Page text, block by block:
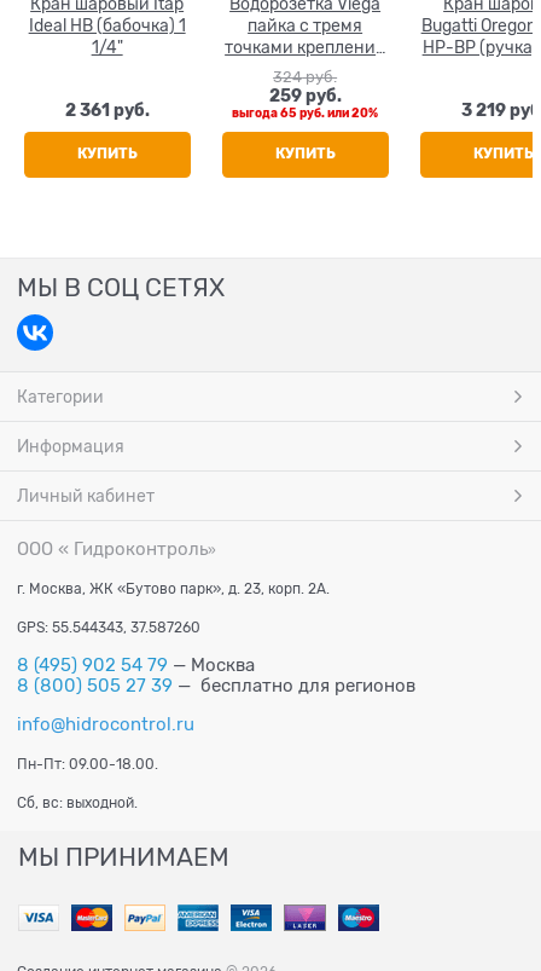
Ideal НВ (бабочка) 1
1/4"
2 361 руб.
КУПИТЬ
пайка с тремя
точками крепления
15 х 1/2"
324 руб.
259 руб.
выгода65 руб.или20%
КУПИТЬ
Bugatti Oregon
НР-ВР (ручка)
3 219
КУПИТЬ
МЫ В СОЦ СЕТЯХ
Категории
Информация
Личный кабинет
ООО « Гидроконтроль»
г. Москва, ЖК «Бутово парк», д. 23, корп. 2А.
GPS: 55.544343, 37.587260
8 (495) 902 54 79 — Москва
8 (800) 505 27 39 — бесплатно для регионов
info@hidrocontrol.ru
Пн-Пт: 09.00-18.00.
Сб, вс: выходной.
МЫ ПРИНИМАЕМ